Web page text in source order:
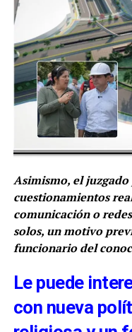
Asimismo, el
cuestionamientos
comunicación o
solos, un motivo
funcionario del
Le puede
con nueva